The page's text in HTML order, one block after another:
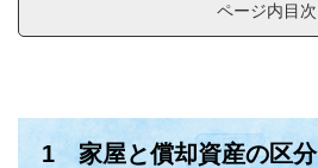
ページ内目次
1 家屋と償却資産の区分